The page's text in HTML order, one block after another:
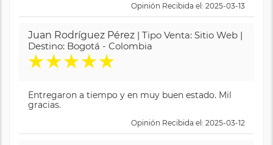
Opinión Recibida el: 2025-03-13
Juan Rodríguez Pérez | Tipo Venta: Sitio Web |
Destino: Bogotá - Colombia
★★★★★
Entregaron a tiempo y en muy buen estado. Mil
gracias.
Opinión Recibida el: 2025-03-12